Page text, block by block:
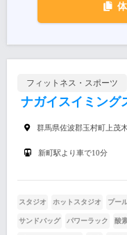
フィットネス・スポーツ
ナガイスイミング
群馬県佐波郡玉村町上茂
新町駅より車で10分
スタジオ ホットスタジオ プー
サンドバッグ パワーラック 酸